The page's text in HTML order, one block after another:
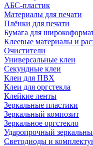
АБС-пластик
Материалы для печати
Плёнки для печати
Бумага для
Клеевые материалы и
Очистители
Универсальные клеи
Секундные клеи
Клеи для ПВХ
Клеи для оргстекла
Клейкие ленты
Зеркальные пластики
Зеркальный композит
Зеркальное оргстекло
Ударопрочный
Светодиоды и